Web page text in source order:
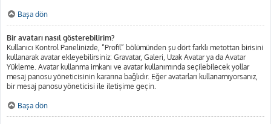
Başa dön
Bir avatarı nasıl gösterebilirim?
Kullanıcı Kontrol Panelinizde, “Profil” bölümünden şu dört farklı metottan birisini
kullanarak avatar ekleyebilirsiniz: Gravatar, Galeri, Uzak Avatar ya da Avatar
Yükleme. Avatar kullanma imkanı ve avatar kullanımında seçilebilecek yollar
mesaj panosu yöneticisinin kararına bağlıdır. Eğer avatarları kullanamıyorsanız,
bir mesaj panosu yöneticisi ile iletişime geçin.
Başa dön